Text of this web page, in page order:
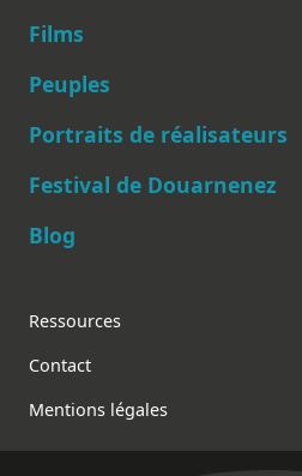
Main navigation
Films
Peuples
Portraits de réalisateurs
Festival de Douarnenez
Blog
Footer
Ressources
Contact
Mentions légales